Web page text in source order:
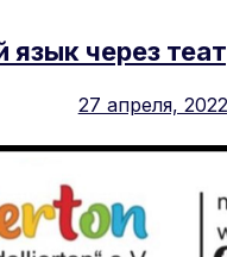
язык через
27 апреля, 2022